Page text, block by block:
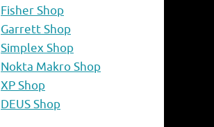
Fisher Shop
Garrett Shop
Simplex Shop
Nokta Makro Shop
XP Shop
DEUS Shop